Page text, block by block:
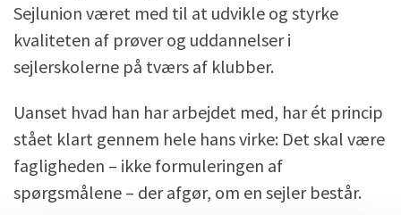
Sejlunion været med til at udvikle og styrke
kvaliteten af prøver og uddannelser i
sejlerskolerne på tværs af klubber.
Uanset hvad han har arbejdet med, har ét princip
stået klart gennem hele hans virke: Det skal være
fagligheden – ikke formuleringen af
spørgsmålene – der afgør, om en sejler består.